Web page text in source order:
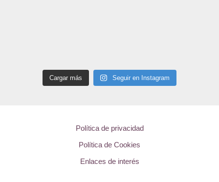
Cargar más Seguir en Instagram
Política de privacidad
Política de Cookies
Enlaces de interés